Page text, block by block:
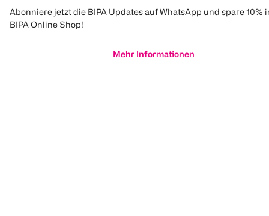
Abonniere jetzt die BIPA Updates auf WhatsApp und spare 10%
BIPA Online Shop!
Mehr Informationen